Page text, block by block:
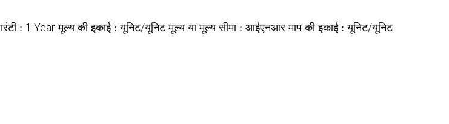
: 1 Year मूल्य की इकाई :यूनिट/यूनिट मूल्य या मूल्य सीमा : आईएनआर माप की इकाई :यूनिट/यूनिट